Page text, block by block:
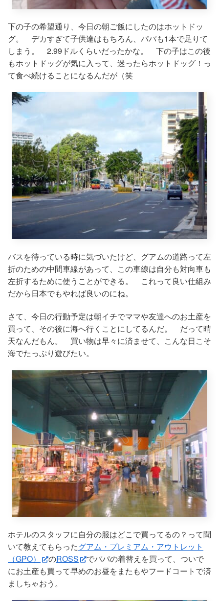
下の子の希望通り、今日の朝ご飯にしたのはホットドッ
グ。 デカすぎて子供達はもちろん、パパも1本で足りて
しまう。 2.99ドルくらいだったかな。 下の子はこの後
もホットドッグが気に入って、迷ったらホットドッグ！っ
て食べ続けることになるんだが（笑
バスを待っている時に気づいたけど、グアムの道路って左
折のための中間車線があって、この車線は自分も対向車も
左折するために使うことができる。 これって良い仕組み
だから日本でもやれば良いのにね。
さて、今日の行動予定は朝イチでママや友達へのお土産を
買って、その後に海へ行くことにしてるんだ。 だって晴
天なんだもん。 買い物は早々に済ませて、こんな日こそ
海でたっぷり遊びたい。
ホテルのスタッフに自分の服はどこで買ってるの？って聞
いて教えてもらったグアム・プレミアム・アウトレット
（GPO）
のROSS
でパパの着替えを買って、ついで
にお土産も買って早めのお昼をまたもやフードコートで済
ましちゃおう。